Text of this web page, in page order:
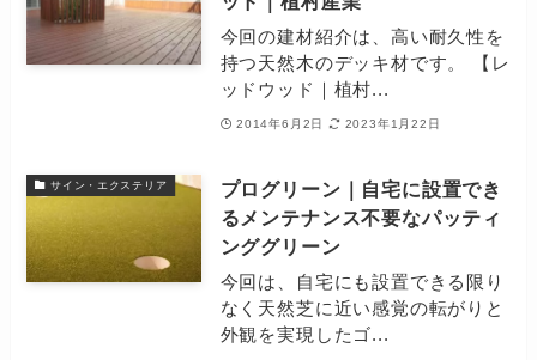
今回の建材紹介は、高い耐久性を
持つ天然木のデッキ材です。 【レ
ッドウッド｜植村...
2014年6月2日 2023年1月22日
サイン・エクステリア
プログリーン｜自宅に設置でき
るメンテナンス不要なパッティ
ンググリーン
今回は、自宅にも設置できる限り
なく天然芝に近い感覚の転がりと
外観を実現したゴ...